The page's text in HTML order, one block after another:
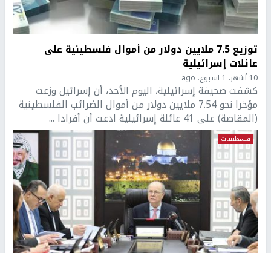
توزيع 7.5 ملايين دولار من أموال فلسطينية على
عائلات إسرائيلية
10 أشهر، 1 اسبوع. ago
كشفت صحيفة إسرائيلية، اليوم الأحد، أن إسرائيل وزعت
مؤخرا نحو 7.54 ملايين دولار من أموال الضرائب الفلسطينية
(المقاصة) على 41 عائلة إسرائيلية ادعت أن أفرادا ...
فلسطينيات